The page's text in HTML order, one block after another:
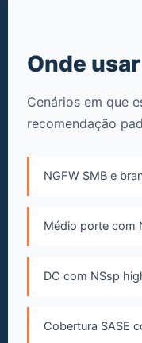
Onde
Cenários em que
recomendação
NGFW SMB e
Médio porte com
DC com NSsp
Cobertura SASE